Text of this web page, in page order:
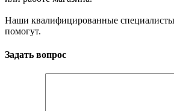
Наши квалифицированные специалисты
помогут.
Задать вопрос